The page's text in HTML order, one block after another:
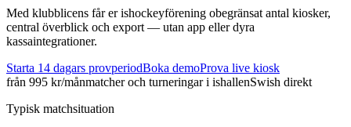
Med klubblicens får er ishockeyförening obegränsat antal kiosker,
central överblick och export — utan app eller dyra
kassaintegrationer.
Starta 14 dagars provperiodBoka demoProva live kiosk
från 995 kr/månmatcher och turneringar i ishallenSwish direkt
Typisk matchsituation